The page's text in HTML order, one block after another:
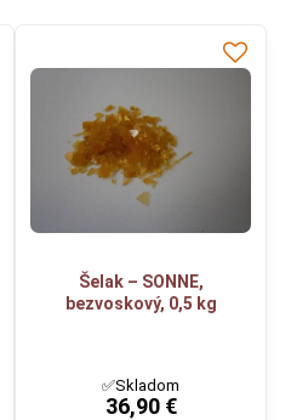
Šelak – SONNE,
bezvoskový, 0,5 kg
✅Skladom
36,90 €